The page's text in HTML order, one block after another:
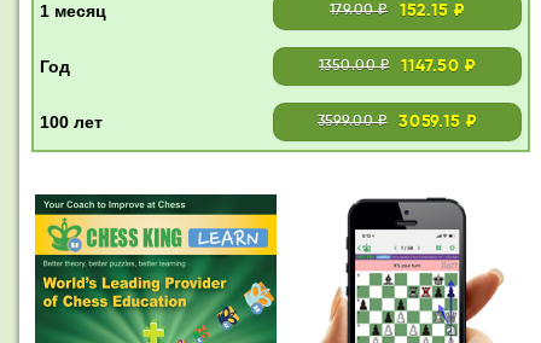
179.00 ₽ 152.15 ₽
1350.00 ₽ 1147.50 ₽
3599.00 ₽ 3059.15 ₽